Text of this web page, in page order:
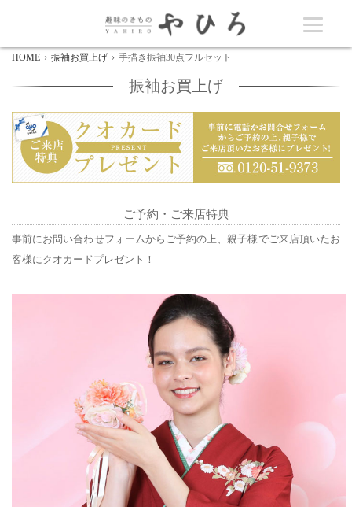
HOME 振袖お買上げ 手描き振袖30点フルセット
振袖お買上げ
ご予約・ご来店特典
事前にお問い合わせフォームからご予約の上、親子様でご来店頂いたお
客様にクオカードプレゼント！